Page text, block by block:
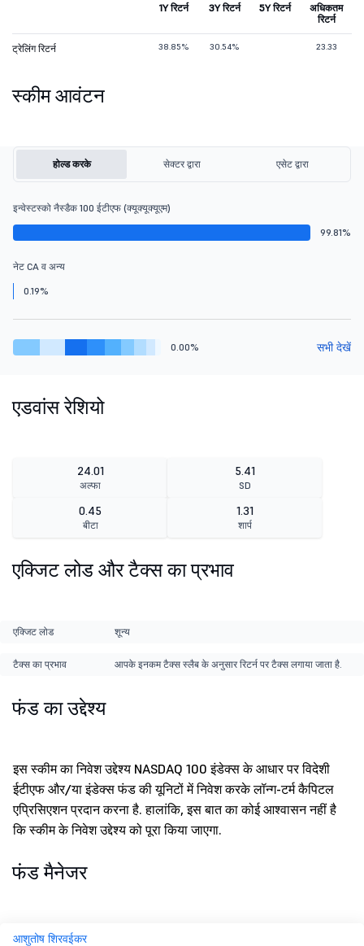
1Y रिटर्न 3Y रिटर्न 5Y रिटर्न
अधिकतम
रिटर्न
ट्रेलिंग रिटर्न 38.85% 30.54% 23.33
स्कीम आवंटन
होल्ड करके सेक्टर द्वारा एसेट द्वारा
इन्वेस्टस्को नैस्डैक 100 ईटीएफ (क्यूक्यूक्यूएम)
99.81%
नेट CA व अन्य
0.19%
0.00% सभी देखें
एडवांस रेशियो
24.01
अल्फा
5.41
SD
0.45
बीटा
1.31
शार्प
एक्जिट लोड और टैक्स का प्रभाव
एक्जिट लोड शून्य
टैक्स का प्रभाव आपके इनकम टैक्स स्लैब के अनुसार रिटर्न पर टैक्स लगाया जाता है.
फंड का उद्देश्य
इस स्कीम का निवेश उद्देश्य NASDAQ 100 इंडेक्स के आधार पर विदेशी
ईटीएफ और/या इंडेक्स फंड की यूनिटों में निवेश करके लॉन्ग-टर्म कैपिटल
एप्रिसिएशन प्रदान करना है. हालांकि, इस बात का कोई आश्वासन नहीं है
कि स्कीम के निवेश उद्देश्य को पूरा किया जाएगा.
फंड मैनेजर
आशुतोष शिरवईकर